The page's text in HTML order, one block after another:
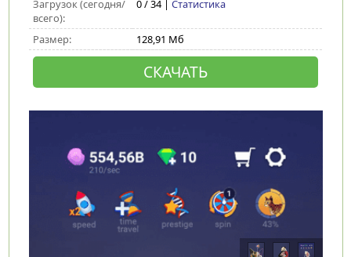
Загрузок (сегодня/
всего):
0 / 34 | Статистика
Размер: 128,91 Мб
СКАЧАТЬ